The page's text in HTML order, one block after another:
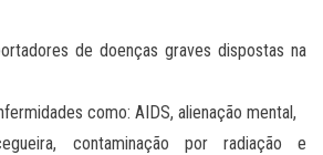
de doenças graves dispostas na
como: AIDS, alienação mental,
contaminação por radiação e